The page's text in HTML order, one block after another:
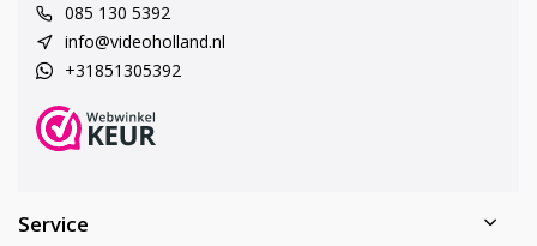
085 130 5392
info@videoholland.nl
+31851305392
Service